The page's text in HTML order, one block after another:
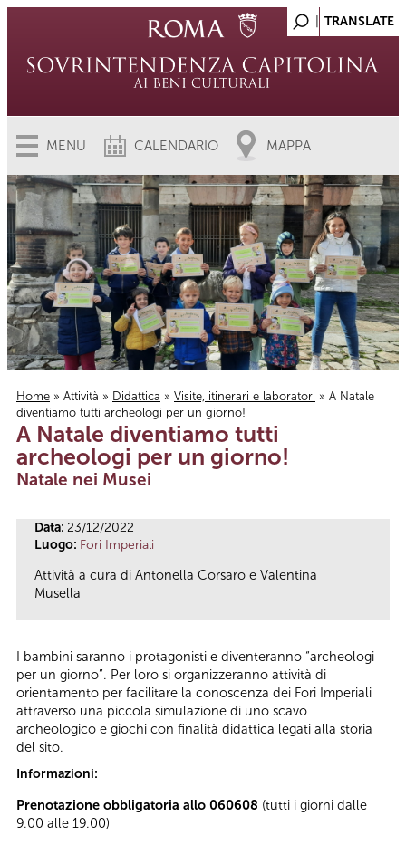
MENU CALENDARIO MAPPA
Tu sei qui
Home » Attività » Didattica » Visite, itinerari e laboratori » A Natale
diventiamo tutti archeologi per un giorno!
A Natale diventiamo tutti
archeologi per un giorno!
Natale nei Musei
Data: 23/12/2022
Luogo: Fori Imperiali
Attività a cura di Antonella Corsaro e Valentina
Musella
I bambini saranno i protagonisti e diventeranno “archeologi
per un giorno”. Per loro si organizzeranno attività di
orientamento per facilitare la conoscenza dei Fori Imperiali
attraverso una piccola simulazione di uno scavo
archeologico e giochi con finalità didattica legati alla storia
del sito.
Informazioni:
Prenotazione obbligatoria allo 060608 (tutti i giorni dalle
9.00 alle 19.00)